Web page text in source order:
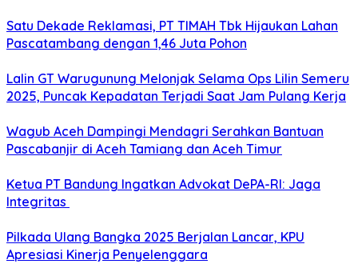
Satu Dekade Reklamasi, PT TIMAH Tbk Hijaukan Lahan
Pascatambang dengan 1,46 Juta Pohon
Lalin GT Warugunung Melonjak Selama Ops Lilin Semeru
2025, Puncak Kepadatan Terjadi Saat Jam Pulang Kerja
Wagub Aceh Dampingi Mendagri Serahkan Bantuan
Pascabanjir di Aceh Tamiang dan Aceh Timur
Ketua PT Bandung Ingatkan Advokat DePA-RI: Jaga
Integritas
Pilkada Ulang Bangka 2025 Berjalan Lancar, KPU
Apresiasi Kinerja Penyelenggara